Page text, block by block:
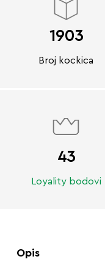
1903
Broj kockica
43
Loyality bodovi
Opis